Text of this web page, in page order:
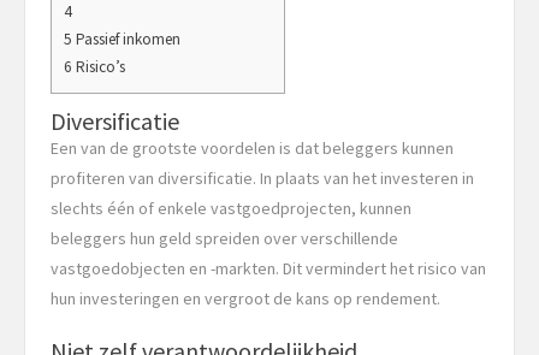
4
5 Passief inkomen
6 Risico’s
Diversificatie
Een van de grootste voordelen is dat beleggers kunnen
profiteren van diversificatie. In plaats van het investeren in
slechts één of enkele vastgoedprojecten, kunnen
beleggers hun geld spreiden over verschillende
vastgoedobjecten en -markten. Dit vermindert het risico van
hun investeringen en vergroot de kans op rendement.